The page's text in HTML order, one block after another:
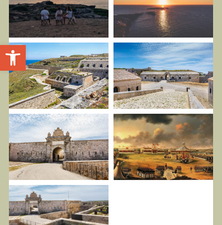
Obre la barra d'eines